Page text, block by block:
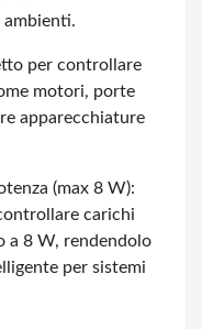
ambienti.
per controllare
motori, porte
apparecchiature
(max 8 W):
carichi
a 8 W, rendendolo
per sistemi